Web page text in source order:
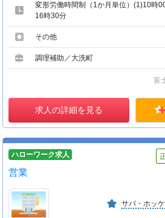
変形労働時間制（1か月単位）(1)10時
16時30分
その他
調理補助／大洗町
富
求人の詳細を見る
ハローワーク求人
営業